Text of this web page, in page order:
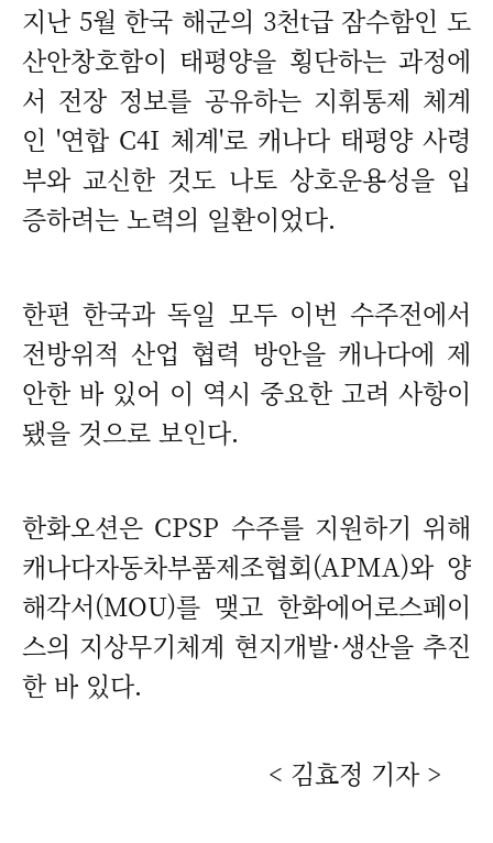
지난 5월 한국 해군의 3천t급 잠수함인 도
산안창호함이 태평양을 횡단하는 과정에
서 전장 정보를 공유하는 지휘통제 체계
인 '연합 C4I 체계'로 캐나다 태평양 사령
부와 교신한 것도 나토 상호운용성을 입
증하려는 노력의 일환이었다.
한편 한국과 독일 모두 이번 수주전에서
전방위적 산업 협력 방안을 캐나다에 제
안한 바 있어 이 역시 중요한 고려 사항이
됐을 것으로 보인다.
한화오션은 CPSP 수주를 지원하기 위해
캐나다자동차부품제조협회(APMA)와 양
해각서(MOU)를 맺고 한화에어로스페이
스의 지상무기체계 현지개발·생산을 추진
한 바 있다.
< 김효정 기자 >